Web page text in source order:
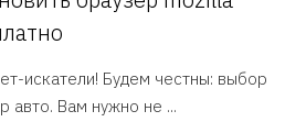
искатели! Будем честны: выбор
авто. Вам нужно не ...